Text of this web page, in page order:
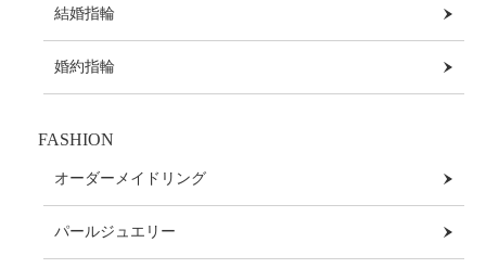
結婚指輪
婚約指輪
FASHION
オーダーメイドリング
パールジュエリー